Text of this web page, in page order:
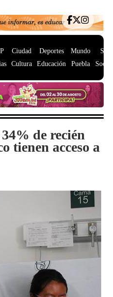
Ciudad
Cultura
Deportes
Educación
Mundo
Puebla
de recién
tienen acceso a